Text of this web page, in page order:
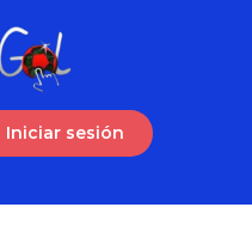
Iniciar sesión